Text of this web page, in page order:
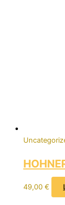
49,00 €